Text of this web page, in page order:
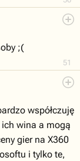
51
;(
współczuję
wina a mogą
gier na X360
i tylko te,